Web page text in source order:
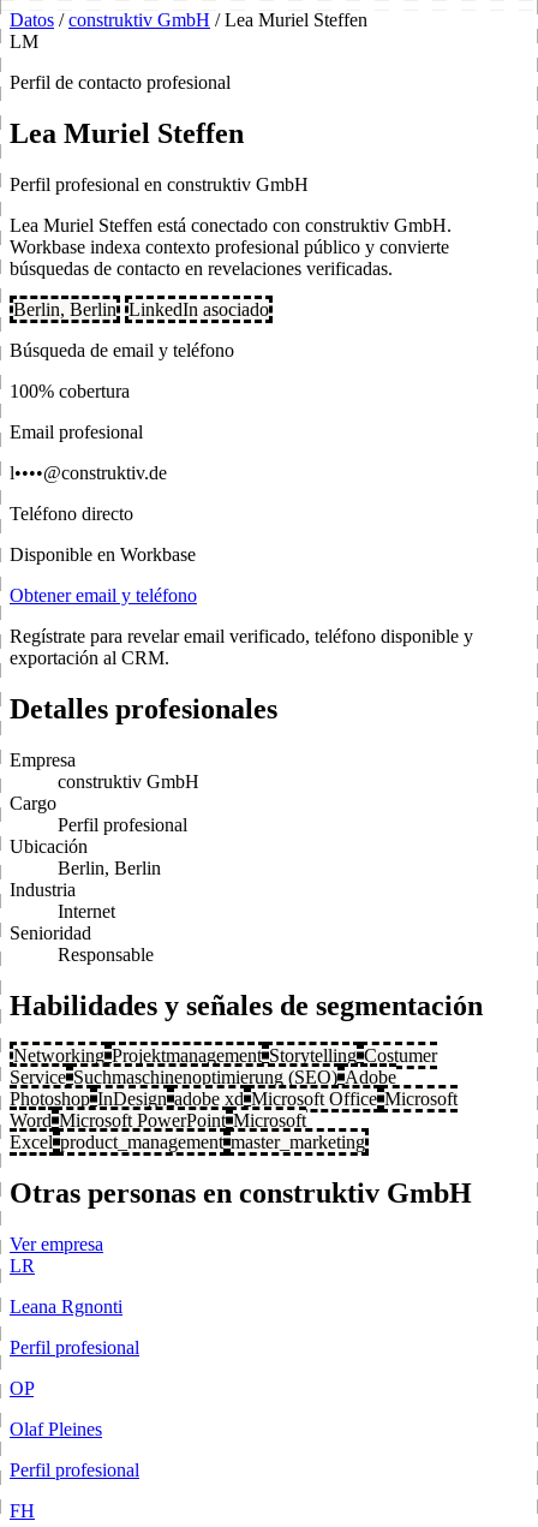
Datos / construktiv GmbH / Lea Muriel Steffen
LM
Perfil de contacto profesional
Lea Muriel Steffen
Perfil profesional en construktiv GmbH
Lea Muriel Steffen está conectado con construktiv GmbH.
Workbase indexa contexto profesional público y convierte
búsquedas de contacto en revelaciones verificadas.
Berlin, Berlin
LinkedIn asociado
Búsqueda de email y teléfono
100% cobertura
Email profesional
l••••@construktiv.de
Teléfono directo
Disponible en Workbase
Obtener email y teléfono
Regístrate para revelar email verificado, teléfono disponible y
exportación al CRM.
Detalles profesionales
Empresa
construktiv GmbH
Cargo
Perfil profesional
Ubicación
Berlin, Berlin
Industria
Internet
Senioridad
Responsable
Habilidades y señales de segmentación
Networking Projektmanagement Storytelling Costumer
Service Suchmaschinenoptimierung (SEO) Adobe
Photoshop InDesign adobe xd Microsoft Office Microsoft
Word Microsoft PowerPoint Microsoft
Excel product_management master_marketing
Otras personas en construktiv GmbH
Ver empresa
LR
Leana Rgnonti
Perfil profesional
OP
Olaf Pleines
Perfil profesional
FH